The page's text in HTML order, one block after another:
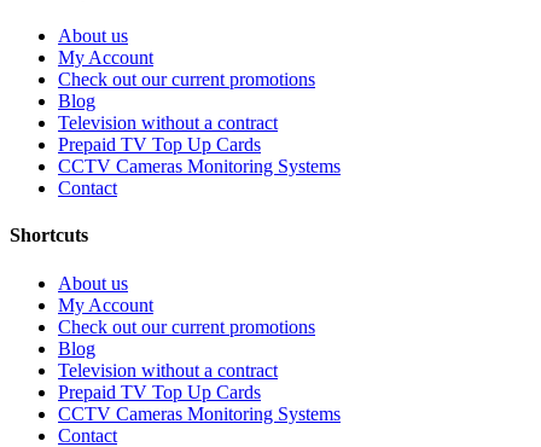
About us
My Account
Check out our current promotions
Blog
Television without a contract
Prepaid TV Top Up Cards
CCTV Cameras Monitoring Systems
Contact
Shortcuts
About us
My Account
Check out our current promotions
Blog
Television without a contract
Prepaid TV Top Up Cards
CCTV Cameras Monitoring Systems
Contact